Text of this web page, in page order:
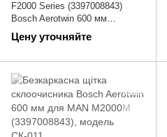
F2000 Series (3397008843)
Bosch Aerotwin 600 мм
(дворники) | СК-009
Цену уточняйте